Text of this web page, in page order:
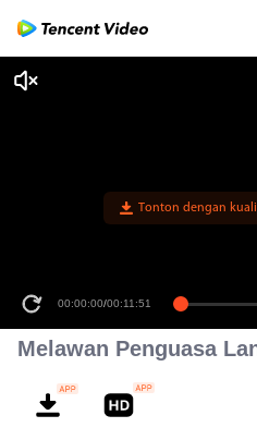
Tonton dengan
00:00:00/00:11:51
Melawan Penguasa